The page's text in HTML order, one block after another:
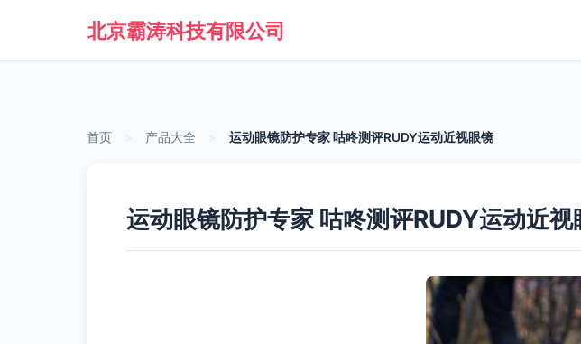
北京霸涛科技有限公司
首页 产品大全 运动眼镜防护专家 咕咚测评RUDY运动近视眼镜
运动眼镜防护专家 咕咚测评RUDY运动近视